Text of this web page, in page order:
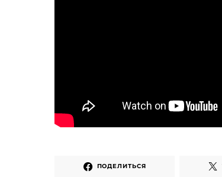
ПОДЕЛИТЬСЯ